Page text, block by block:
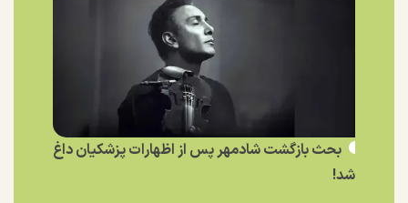
بحث بازگشت شادمهر پس از اظهارات پزشکیان داغ
شد!